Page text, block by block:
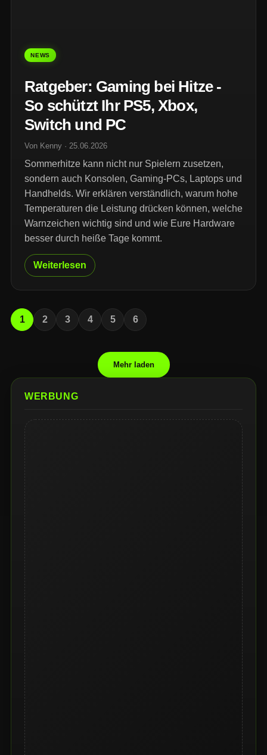
NEWS
Ratgeber: Gaming bei Hitze -
So schützt Ihr PS5, Xbox,
Switch und PC
Von Kenny · 25.06.2026
Sommerhitze kann nicht nur Spielern zusetzen,
sondern auch Konsolen, Gaming-PCs, Laptops und
Handhelds. Wir erklären verständlich, warum hohe
Temperaturen die Leistung drücken können, welche
Warnzeichen wichtig sind und wie Eure Hardware
besser durch heiße Tage kommt.
Weiterlesen
1 2 3 4 5 6
Mehr laden
WERBUNG